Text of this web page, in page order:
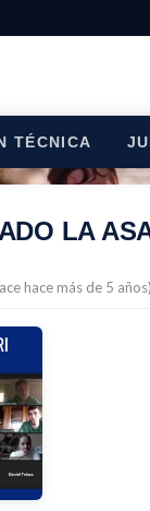
TÉCNICA
LA
hace más de 5 años)